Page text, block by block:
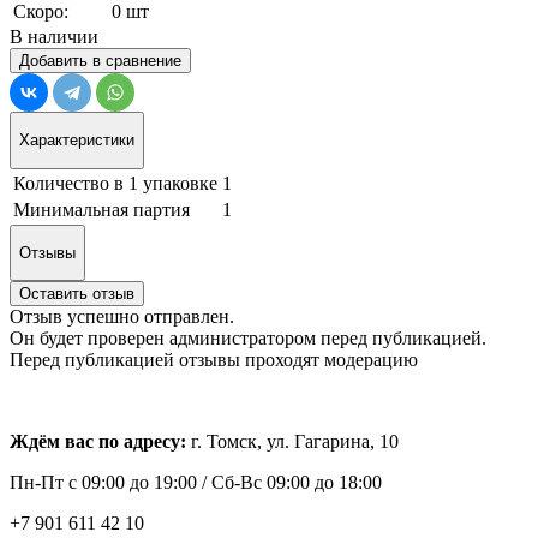
Скоро:
0 шт
В наличии
Добавить в сравнение
Характеристики
Количество в 1 упаковке 1
Минимальная партия
1
Отзывы
Оставить отзыв
Отзыв успешно отправлен.
Он будет проверен администратором перед публикацией.
Перед публикацией отзывы проходят модерацию
Ждём вас по адресу: г. Томск, ул. Гагарина, 10
Пн-Пт с 09:00 до 19:00 /Сб-Вс 09:00 до 18:00
+7 901 611 42 10